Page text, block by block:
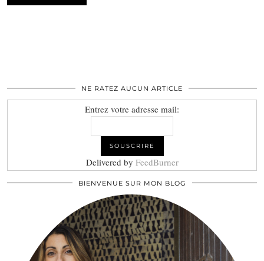
NE RATEZ AUCUN ARTICLE
Entrez votre adresse mail:
Delivered by FeedBurner
BIENVENUE SUR MON BLOG